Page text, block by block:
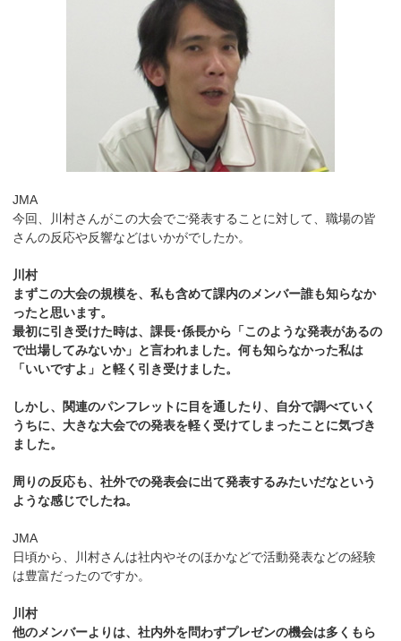
JMA
今回、川村さんがこの大会でご発表することに対して、職場の皆
さんの反応や反響などはいかがでしたか。
川村
まずこの大会の規模を、私も含めて課内のメンバー誰も知らなか
ったと思います。
最初に引き受けた時は、課長･係長から「このような発表があるの
で出場してみないか」と言われました。何も知らなかった私は
「いいですよ」と軽く引き受けました。
しかし、関連のパンフレットに目を通したり、自分で調べていく
うちに、大きな大会での発表を軽く受けてしまったことに気づき
ました。
周りの反応も、社外での発表会に出て発表するみたいだなという
ような感じでしたね。
JMA
日頃から、川村さんは社内やそのほかなどで活動発表などの経験
は豊富だったのですか。
川村
他のメンバーよりは、社内外を問わずプレゼンの機会は多くもら